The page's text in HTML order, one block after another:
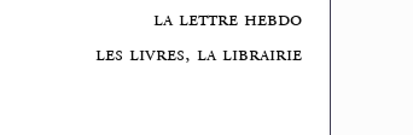
la lettre hebdo
les livres, la librairie